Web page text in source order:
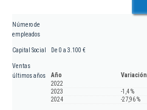
Número de
empleados
Capital Social De 0 a 3.100 €
Ventas
últimos años
Año
Variación
2022
2023
-1,4 %
2024
-27,96 %